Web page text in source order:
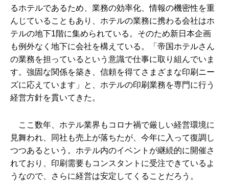
るホテルであるため、業務の効率化、情報の機密性を重
んじていることもあり、ホテルの業務に携わる会社はホ
テルの地下1階に集められている。そのため新日本企画
も例外なく地下に会社を構えている。「帝国ホテルさん
の業務を担っているという意識で仕事に取り組んでいま
す。強固な関係を築き、信頼を得てさまざまな印刷ニー
ズに応えています」と、ホテルの印刷業務を専門に行う
経営方針を貫いてきた。
ここ数年、ホテル業界もコロナ禍で厳しい経営環境に
見舞われ、同社も売上が落ちたが、今年に入って復調し
つつあるという。ホテル内のイベントが継続的に開催さ
れており、印刷需要もコンスタントに受注できているよ
うなので、さらに経営は安定してくることだろう。